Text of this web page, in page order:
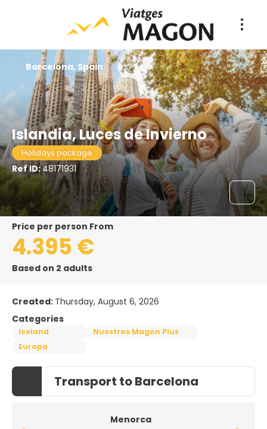
Islandia, Luces de Invierno
Holidays package
Ref ID:48171931
Barcelona, Spain
price per person From
4.395 €
Based on 2 adults
Created: Thursday, August 6, 2026
Categories
Iceland
Nuestros Magon Plus
Europa
Transport to Barcelona
Menorca